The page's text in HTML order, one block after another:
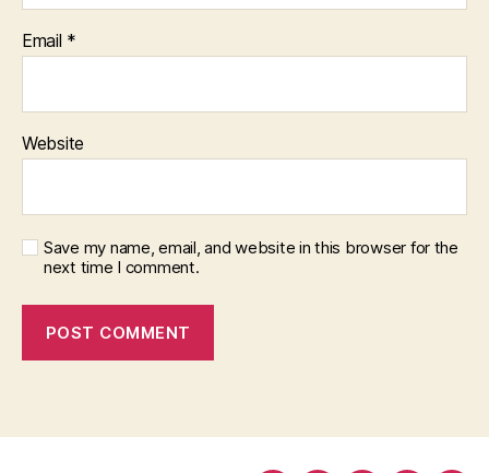
Email *
Website
Save my name, email, and website in this browser for the
next time I comment.